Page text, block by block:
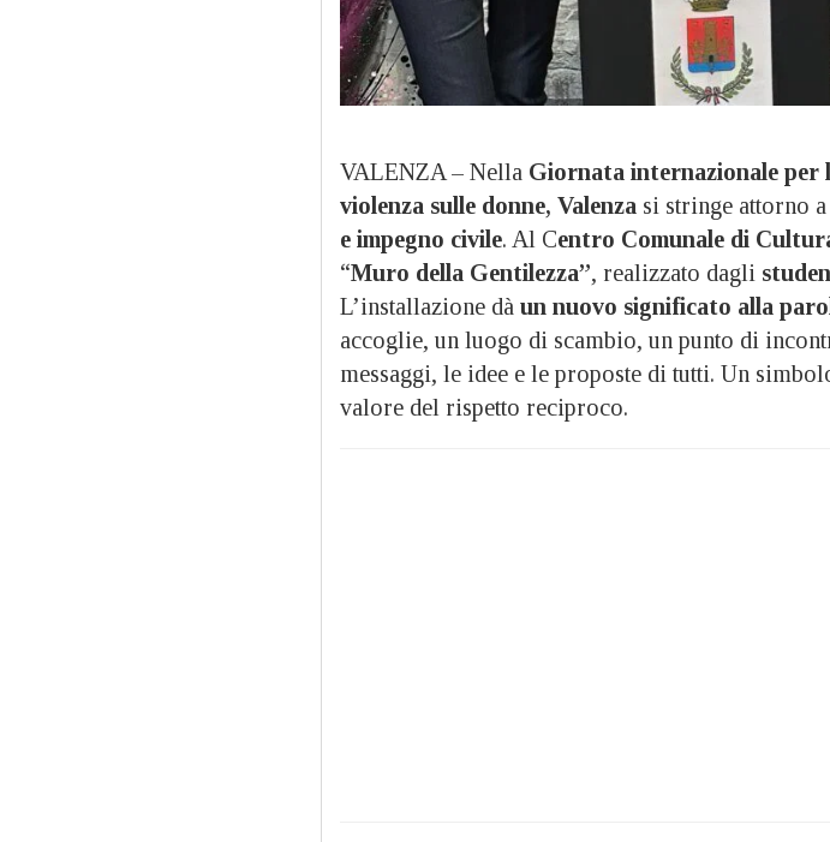
VALENZA – Nella Giornata internazionale per
violenza sulle donne, Valenza si stringe attorno a
e impegno civile. Al Centro Comunale di
“Muro della Gentilezza”, realizzato dagli
L’installazione dà un nuovo significato alla
accoglie, un luogo di scambio, un punto di
messaggi, le idee e le proposte di tutti. Un
valore del rispetto reciproco.